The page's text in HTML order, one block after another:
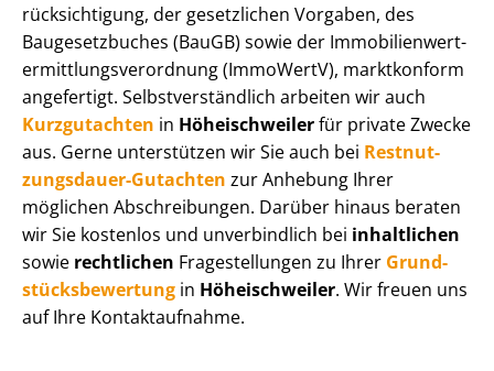
rück­sich­ti­gung, der gesetzlichen Vorgaben, des
Baugesetzbuches (BauGB) sowie der Im­mo­bi­li­en­wert­
ermitt­lungs­ver­ord­nung (ImmoWertV), marktkonform
angefertigt. Selbst­ver­ständ­lich arbeiten wir auch
Kurzgutachten in Höheischweilerfür private Zwecke
aus. Gerne unterstützen wir Sie auch bei Rest­nut­
zungs­dau­er-Gutachten zur Anhebung Ihrer
möglichen Abschreibungen. Darüber hinaus beraten
wir Sie kostenlos und unverbindlich bei inhaltlichen
sowie rechtlichen Fragestellungen zu Ihrer Grund­
stücks­be­wer­tung in Höheischweiler. Wir freuen uns
auf Ihre Kontaktaufnahme.